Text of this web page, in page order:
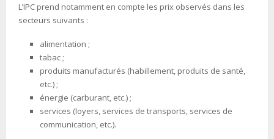
L’IPC prend notamment en compte les prix observés dans les
secteurs suivants :
alimentation ;
tabac ;
produits manufacturés (habillement, produits de santé,
etc.) ;
énergie (carburant, etc.) ;
services (loyers, services de transports, services de
communication, etc.).